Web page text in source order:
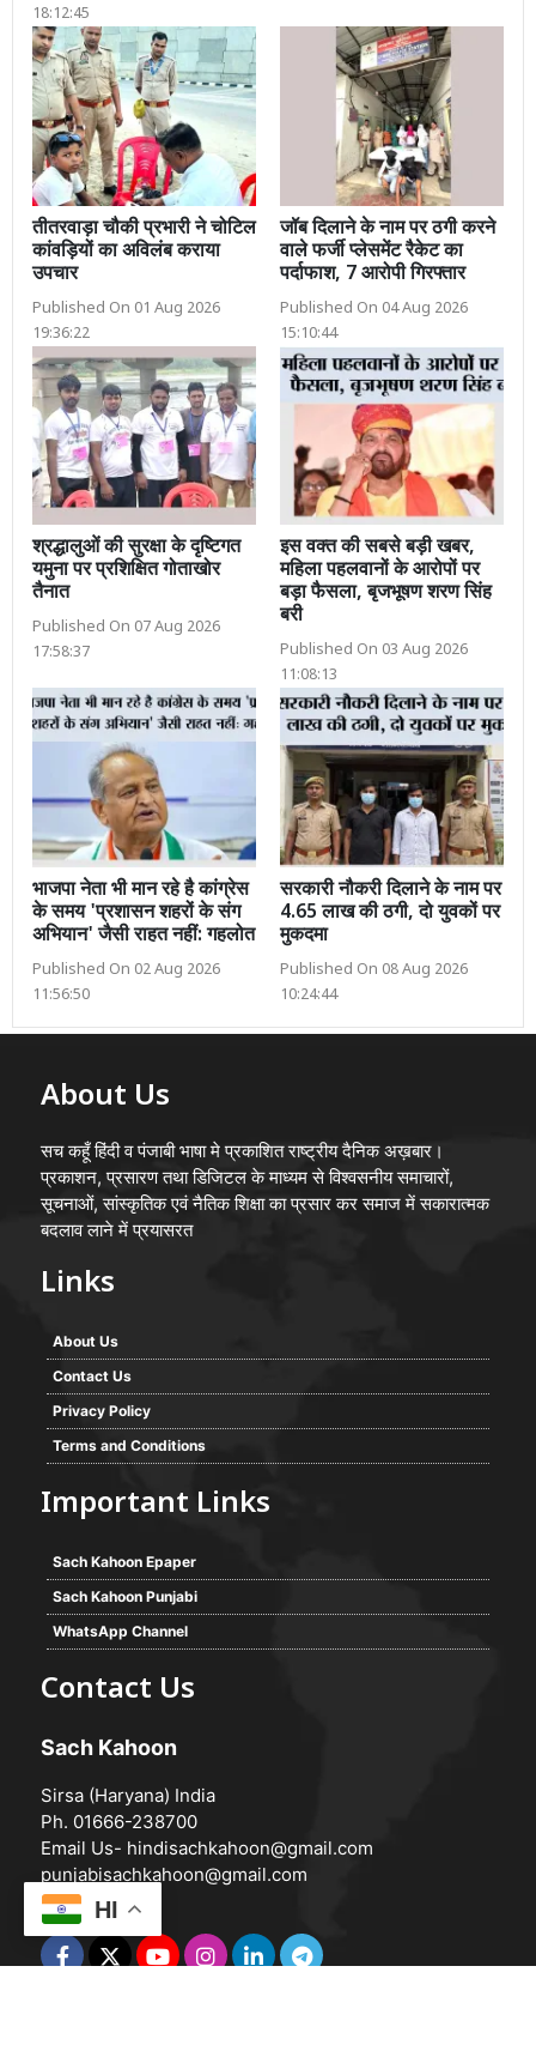
18:12:45
तीतरवाड़ा चौकी प्रभारी ने चोटिल
कांवड़ियों का अविलंब कराया
उपचार
Published On 01 Aug 2026
19:36:22
जॉब दिलाने के नाम पर ठगी करने
वाले फर्जी प्लेसमेंट रैकेट का
पर्दाफाश, 7 आरोपी गिरफ्तार
Published On 04 Aug 2026
15:10:44
श्रद्धालुओं की सुरक्षा के दृष्टिगत
यमुना पर प्रशिक्षित गोताखोर
तैनात
Published On 07 Aug 2026
17:58:37
इस वक्त की सबसे बड़ी खबर,
महिला पहलवानों के आरोपों पर
बड़ा फैसला, बृजभूषण शरण सिंह
बरी
Published On 03 Aug 2026
11:08:13
भाजपा नेता भी मान रहे है कांग्रेस
के समय 'प्रशासन शहरों के संग
अभियान' जैसी राहत नहीं: गहलोत
Published On 02 Aug 2026
11:56:50
सरकारी नौकरी दिलाने के नाम पर
4.65 लाख की ठगी, दो युवकों पर
मुकदमा
Published On 08 Aug 2026
10:24:44
About Us
सच कहूँ हिंदी व पंजाबी भाषा मे प्रकाशित राष्ट्रीय दैनिक अख़बार।
प्रकाशन, प्रसारण तथा डिजिटल के माध्यम से विश्वसनीय समाचारों,
सूचनाओं, सांस्कृतिक एवं नैतिक शिक्षा का प्रसार कर समाज में सकारात्मक
बदलाव लाने में प्रयासरत
Links
About Us
Contact Us
Privacy Policy
Terms and Conditions
Important Links
Sach Kahoon Epaper
Sach Kahoon Punjabi
WhatsApp Channel
Contact Us
Sach Kahoon
Sirsa (Haryana) India
Ph. 01666-238700
Email Us- hindisachkahoon@gmail.com
punjabisachkahoon@gmail.com
HI